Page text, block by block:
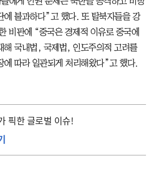
에 불과하다”고 했다. 또 탈북자들을 강
비판에 “중국은 경제적 이유로 중국에
해 국내법, 국제법, 인도주의적 고려를
에 따라 일관되게 처리해왔다”고 했다.
픽한 글로벌 이슈!